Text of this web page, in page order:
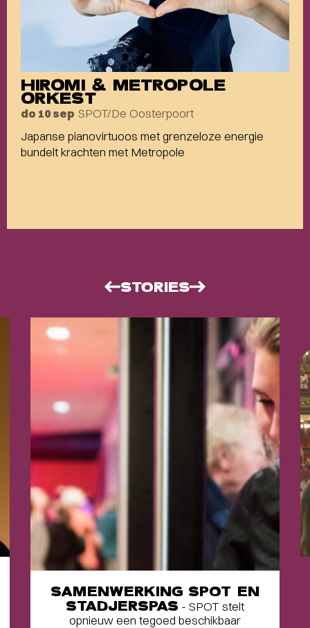
HIROMI & METROPOLE
ORKEST
do 10 sep SPOT/De Oosterpoort
Japanse pianovirtuoos met grenzeloze energie
bundelt krachten met Metropole
STORIES
SAMENWERKING SPOT EN
STADJERSPAS - SPOT stelt
opnieuw een tegoed beschikbaar